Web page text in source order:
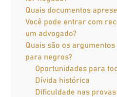
Quais documentos
Você pode entrar com
um advogado?
Quais são os
para negros?
Oportunidades para
Dívida histórica
Dificuldade nas provas